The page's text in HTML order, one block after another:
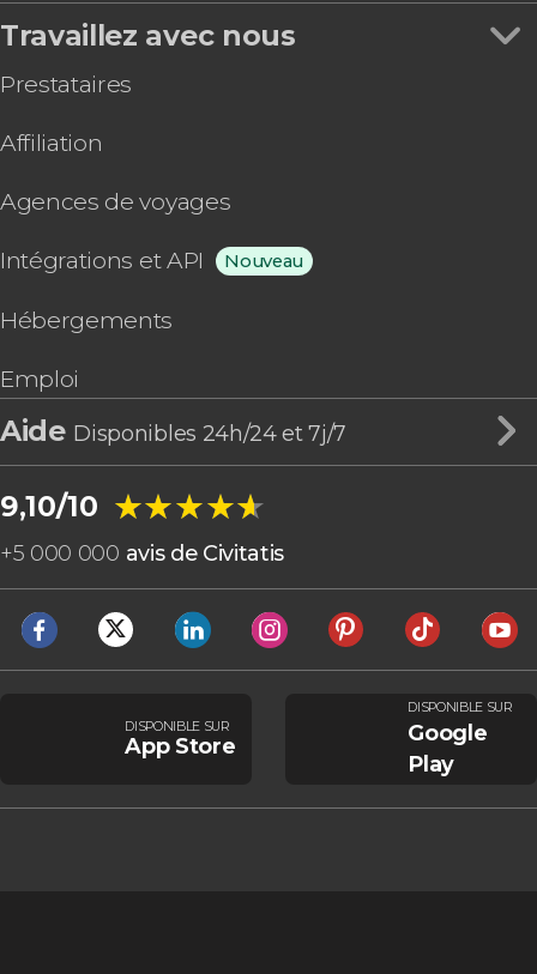
Travaillez avec nous
Prestataires
Affiliation
Agences de voyages
Intégrations et API Nouveau
Hébergements
Emploi
Aide Disponibles 24h/24 et 7j/7
9,10/10 ★★★★★
★★★★★
+5 000 000 avis de Civitatis
DISPONIBLE SUR
App Store
DISPONIBLE SUR
Google
Play